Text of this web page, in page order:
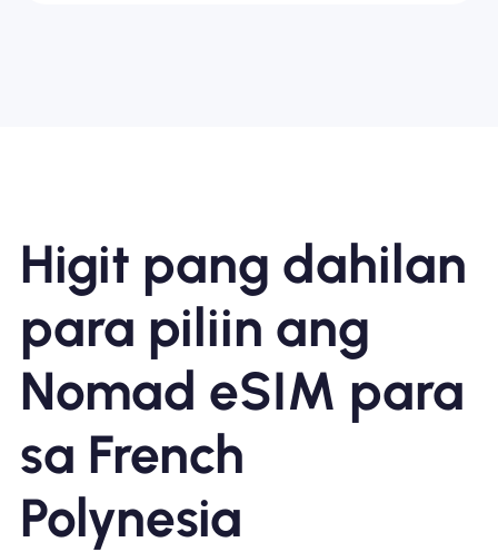
Higit pang dahilan
para piliin ang
Nomad eSIM para
sa French
Polynesia